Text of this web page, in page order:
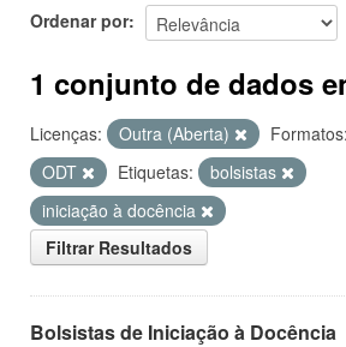
Ordenar por
1 conjunto de dados
Licenças: Outra (Aberta) Formatos:
ODT
Etiquetas:
bolsistas
iniciação à docência
Filtrar Resultados
Bolsistas de Iniciação à Docência